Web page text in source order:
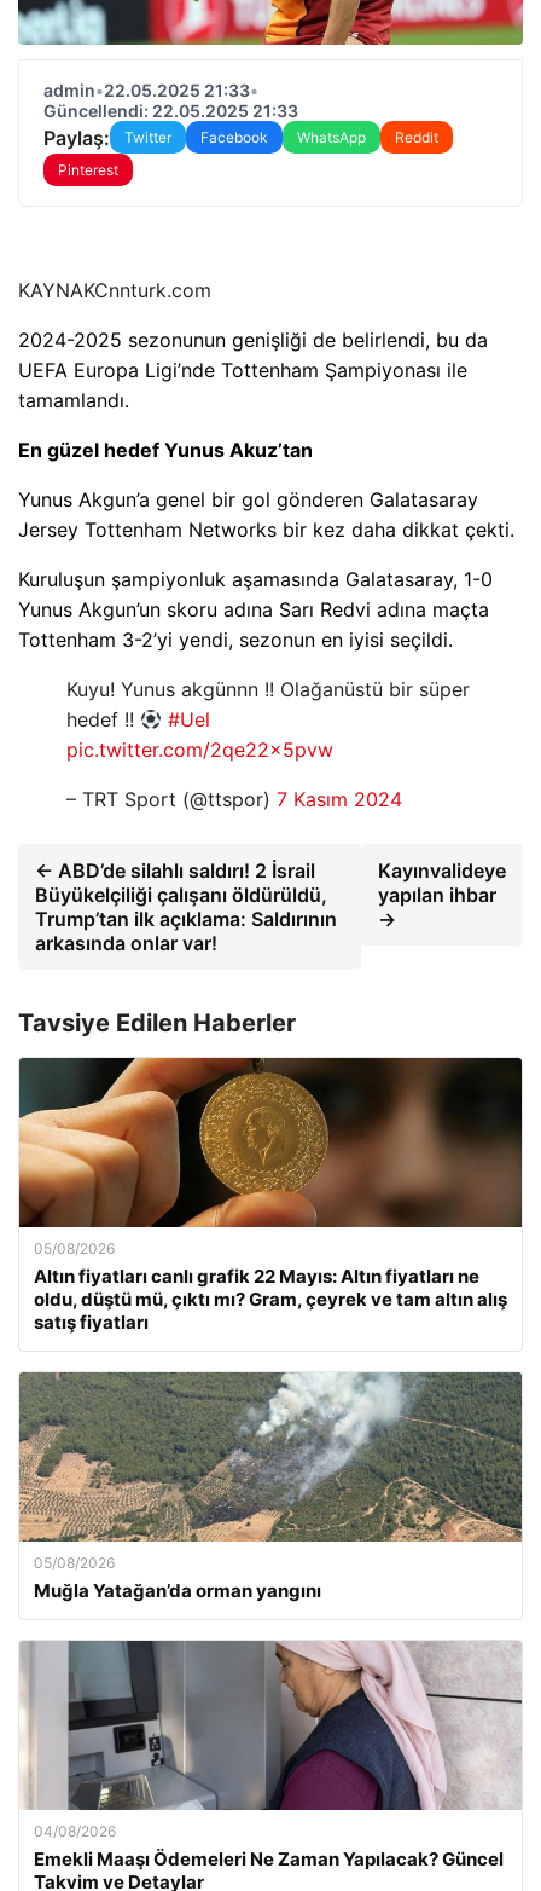
admin•22.05.2025 21:33•
Güncellendi: 22.05.2025 21:33
Paylaş: Twitter Facebook WhatsApp
Reddit
Pinterest
KAYNAKCnnturk.com
2024-2025 sezonunun genişliği de belirlendi, bu da
UEFA Europa Ligi’nde Tottenham Şampiyonası ile
tamamlandı.
En güzel hedef Yunus Akuz’tan
Yunus Akgun’a genel bir gol gönderen Galatasaray
Jersey Tottenham Networks bir kez daha dikkat çekti.
Kuruluşun şampiyonluk aşamasında Galatasaray, 1-0
Yunus Akgun’un skoru adına Sarı Redvi adına maçta
Tottenham 3-2’yi yendi, sezonun en iyisi seçildi.
Kuyu! Yunus akgünnn !! Olağanüstü bir süper
hedef !!
#Uel
pic.twitter.com/2qe22x5pvw
– TRT Sport (@ttspor) 7 Kasım 2024
← ABD’de silahlı saldırı! 2 İsrail
Büyükelçiliği çalışanı öldürüldü,
Trump’tan ilk açıklama: Saldırının
arkasında onlar var!
Kayınvalideye
yapılan ihbar
→
Tavsiye Edilen Haberler
05/08/2026
Altın fiyatları canlı grafik 22 Mayıs: Altın fiyatları ne
oldu, düştü mü, çıktı mı? Gram, çeyrek ve tam altın alış
satış fiyatları
05/08/2026
Muğla Yatağan’da orman yangını
04/08/2026
Emekli Maaşı Ödemeleri Ne Zaman Yapılacak? Güncel
Takvim ve Detaylar